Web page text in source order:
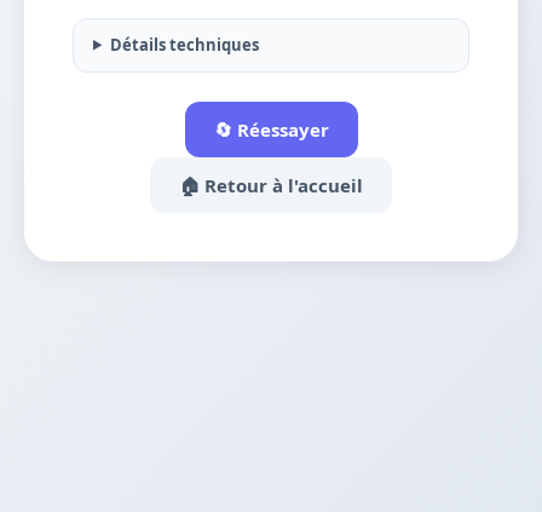
Détails techniques
🔄 Réessayer
🏠 Retour à l'accueil